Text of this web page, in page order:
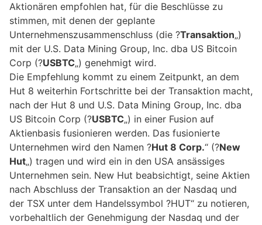
Aktionären empfohlen hat, für die Beschlüsse zu
stimmen, mit denen der geplante
Unternehmenszusammenschluss (die ?Transaktion„)
mit der U.S. Data Mining Group, Inc. dba US Bitcoin
Corp (?USBTC„) genehmigt wird.
Die Empfehlung kommt zu einem Zeitpunkt, an dem
Hut 8 weiterhin Fortschritte bei der Transaktion macht,
nach der Hut 8 und U.S. Data Mining Group, Inc. dba
US Bitcoin Corp (?USBTC„) in einer Fusion auf
Aktienbasis fusionieren werden. Das fusionierte
Unternehmen wird den Namen ?Hut 8 Corp.“ (?New
Hut„) tragen und wird ein in den USA ansässiges
Unternehmen sein. New Hut beabsichtigt, seine Aktien
nach Abschluss der Transaktion an der Nasdaq und
der TSX unter dem Handelssymbol ?HUT“ zu notieren,
vorbehaltlich der Genehmigung der Nasdaq und der